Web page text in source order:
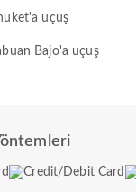
uçuş
Bajo'a uçuş